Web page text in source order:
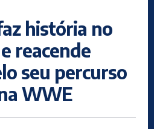
história no
reacende
seu percurso
WWE